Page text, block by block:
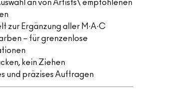
an von Artists\ empfohlenen
zur Ergänzung aller M·A·C
– für grenzenlose
kein Ziehen
und präzises Auftragen